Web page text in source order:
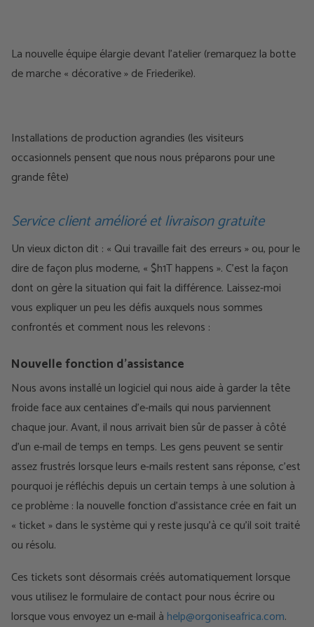
La nouvelle équipe élargie devant l'atelier (remarquez la botte
de marche « décorative » de Friederike).
Installations de production agrandies (les visiteurs
occasionnels pensent que nous nous préparons pour une
grande fête)
Service client amélioré et livraison gratuite
Un vieux dicton dit : « Qui travaille fait des erreurs » ou, pour le
dire de façon plus moderne, « $h1T happens ». C'est la façon
dont on gère la situation qui fait la différence. Laissez-moi
vous expliquer un peu les défis auxquels nous sommes
confrontés et comment nous les relevons :
Nouvelle fonction d'assistance
Nous avons installé un logiciel qui nous aide à garder la tête
froide face aux centaines d’e-mails qui nous parviennent
chaque jour. Avant, il nous arrivait bien sûr de passer à côté
d’un e-mail de temps en temps. Les gens peuvent se sentir
assez frustrés lorsque leurs e-mails restent sans réponse, c'est
pourquoi je réfléchis depuis un certain temps à une solution à
ce problème : la nouvelle fonction d'assistance crée en fait un
« ticket » dans le système qui y reste jusqu'à ce qu'il soit traité
ou résolu.
Ces tickets sont désormais créés automatiquement lorsque
vous utilisez le formulaire de contact pour nous écrire ou
lorsque vous envoyez un e-mail à help@orgoniseafrica.com.